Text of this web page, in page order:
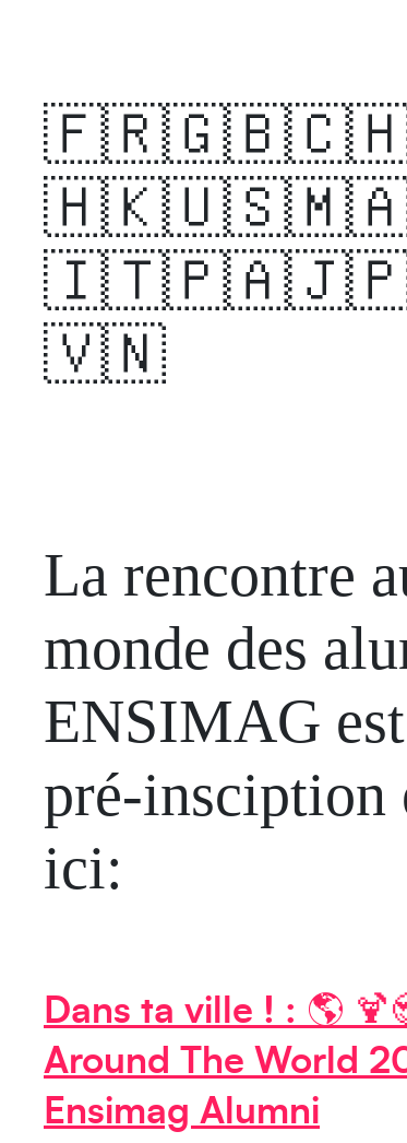
🇻🇳
La rencontre
monde des
ENSIMAG
pré-insciption
ici:
Dans ta ville ! : 🌎
Around The World
Ensimag Alumni